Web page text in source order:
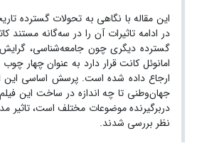
این مقاله با نگاهی به تحولات گسترده
در ادامه تاثیرات آن را در سه‌گانه
گسترده دیگری چون جامعه‌شناسی،
امانوئل کانت قرار دارد به عنوان چهار
ارجاع داده شده است. پرسش اساسی این
جهان‌وطنی تا چه اندازه در ساخت این
دربرگیرنده موضوعات مختلف است، تاثیر
نظر بررسی شدند.